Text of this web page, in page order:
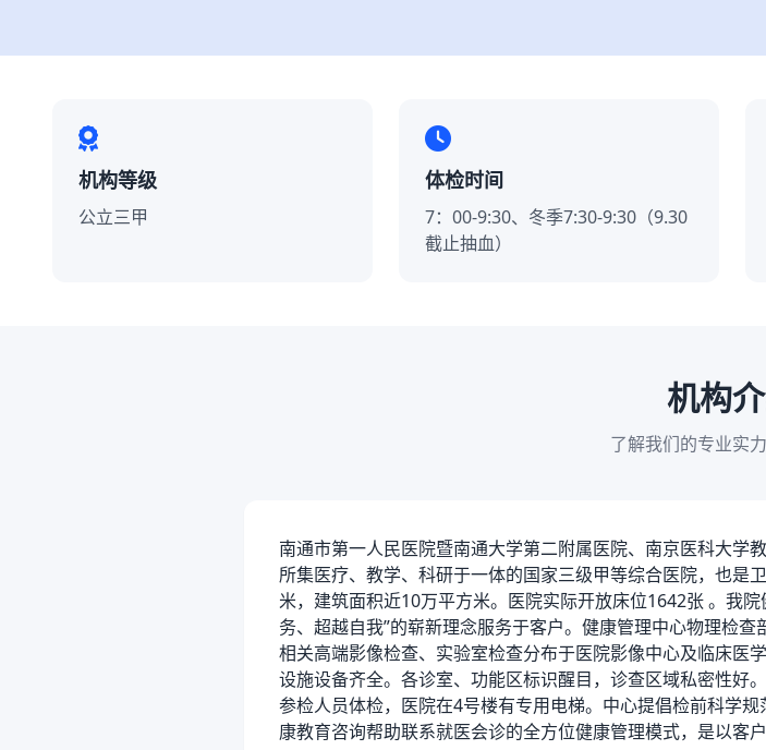
机构等级
公立三甲
体检时间
7：00-9:30、冬季7:30-9:30（9.30
截止抽血）
机构
了解我们的专业实
南通市第一人民医院暨南通大学第二附属医院、南京医科大学
所集医疗、教学、科研于一体的国家三级甲等综合医院，也是
米，建筑面积近10万平方米。医院实际开放床位1642张 。我
务、超越自我”的崭新理念服务于客户。健康管理中心物理检
相关高端影像检查、实验室检查分布于医院影像中心及临床医
设施设备齐全。各诊室、功能区标识醒目，诊查区域私密性好
参检人员体检，医院在4号楼有专用电梯。中心提倡检前科学
康教育咨询帮助联系就医会诊的全方位健康管理模式，是以客